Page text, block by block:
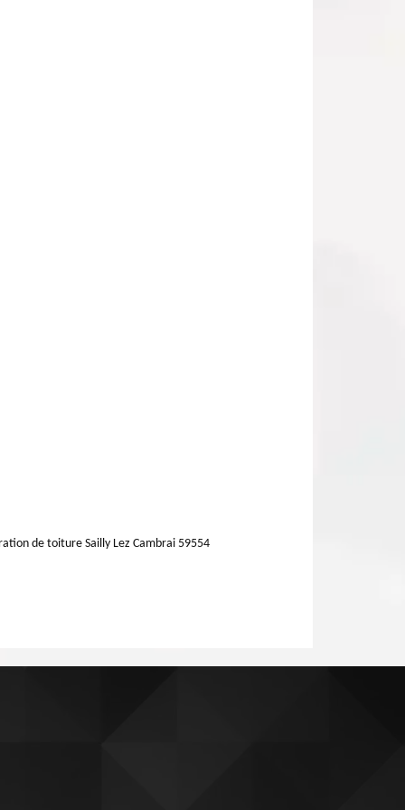
de toiture Sailly Lez Cambrai 59554